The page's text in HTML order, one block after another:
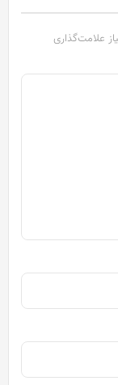
علامت‌گذاری